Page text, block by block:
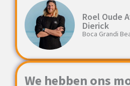
Roel Oude
Dierick
Boca Grandi
We hebben ons